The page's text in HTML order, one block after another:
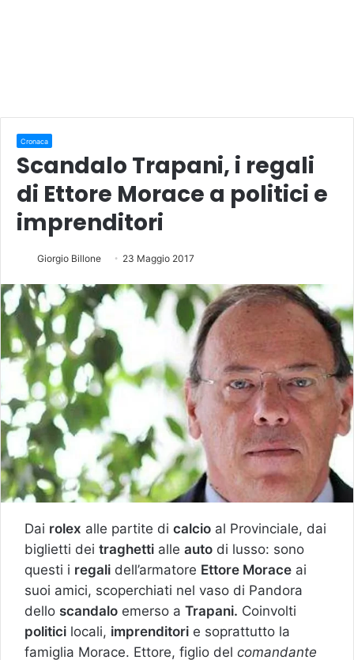
Cronaca
Scandalo Trapani, i regali
di Ettore Morace a politici e
imprenditori
Giorgio Billone 23 Maggio 2017
Dai rolex alle partite di calcio al Provinciale, dai
biglietti dei traghetti alle auto di lusso: sono
questi i regali dell’armatore Ettore Morace ai
suoi amici, scoperchiati nel vaso di Pandora
dello scandalo emerso a Trapani. Coinvolti
politici locali, imprenditori e soprattutto la
famiglia Morace. Ettore, figlio del comandante